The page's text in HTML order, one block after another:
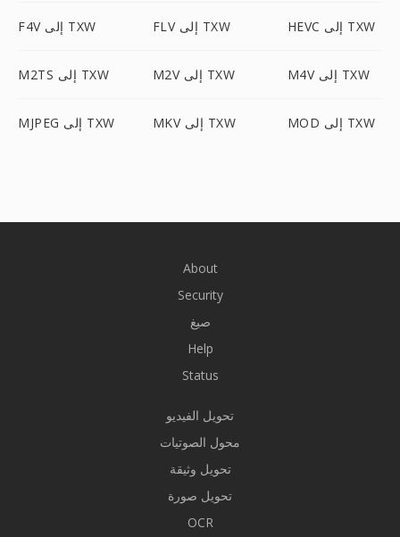
F4V إلى TXW FLV إلى TXW HEVC إلى TXW
M2TS إلى TXW M2V إلى TXW M4V إلى TXW
MJPEG إلى TXW MKV إلى TXW MOD إلى TXW
About
Security
صيغ
Help
Status
تحويل الفيديو
محول الصوتيات
تحويل وثيقة
تحويل صورة
OCR